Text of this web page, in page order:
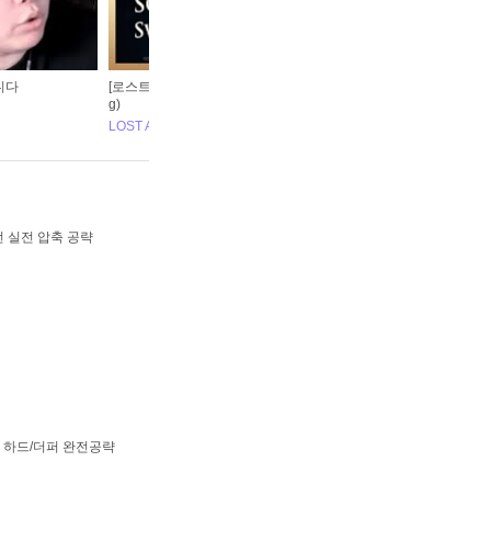
다
[로스트아크｜OST] Sweet Dreams, My Dear - 소향(SoHyan
g)
LOST ARK
실전 압축 공략
드/더퍼 완전공략